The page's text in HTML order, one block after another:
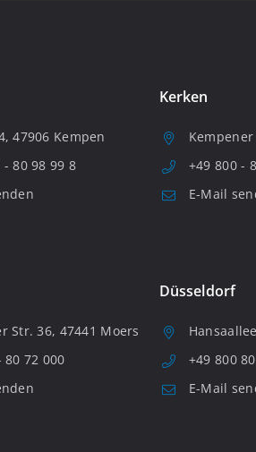
47906 Kempen
- 80 98 99 8
Kerken
+49 800 -
E-Mail
Str. 36, 47441 Moers
80 72 000
Düsseldorf
+49 800
E-Mail